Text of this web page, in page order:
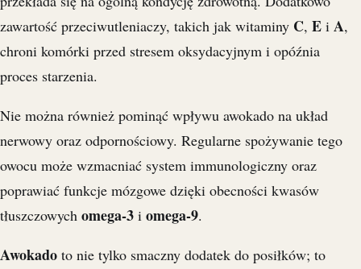
zawartość przeciwutleniaczy, takich jak witaminy C, E i A,
chroni komórki przed stresem oksydacyjnym i opóźnia
proces starzenia.
Nie można również pominąć wpływu awokado na układ
nerwowy oraz odpornościowy. Regularne spożywanie tego
owocu może wzmacniać system immunologiczny oraz
poprawiać funkcje mózgowe dzięki obecności kwasów
tłuszczowych omega-3 i omega-9.
Awokado to nie tylko smaczny dodatek do posiłków; to